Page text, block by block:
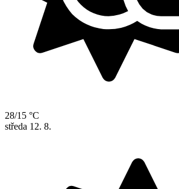
28/15 °C
středa 12. 8.